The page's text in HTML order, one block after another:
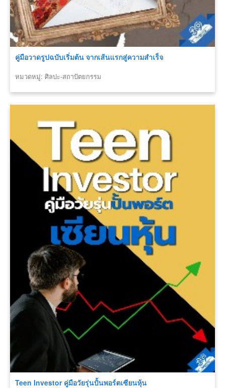
คู่มือวาดรูปฉบับเริ่มต้น จากเส้นแรกสู่ความสำเร็จ
หมวดหมู่: ศิลปะ-สถาปัตยกรรม
Teen Investor คู่มือวัยรุ่นปั้นพอร์ตเซียนหุ้น